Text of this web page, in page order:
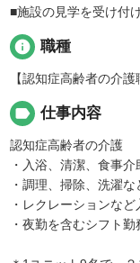
■施設の見学を受け付
info 職種
【認知症高齢者の介
label 仕事内容
認知症高齢者の介護
・入浴、清潔、食事
・調理、掃除、洗濯
・レクレーションな
・夜勤を含むシフト勤